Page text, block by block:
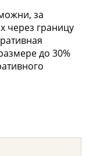
за
через границу
до 30%